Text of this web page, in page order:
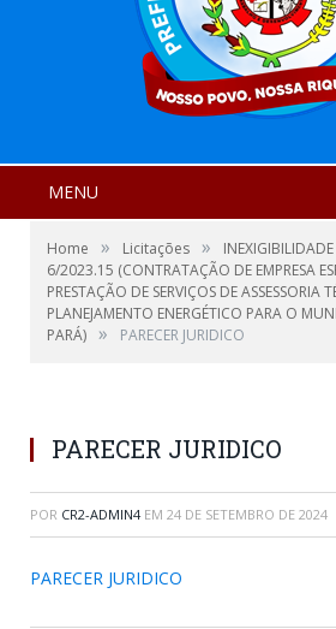
MENU
Home » Licitações »
6/2023.15 (CONTRATAÇÃO DE EMPRESA
PRESTAÇÃO DE SERVIÇOS DE ASSESSORIA
PLANEJAMENTO ENERGÉTICO PARA O
PARÁ) » PARECER JURIDICO
PARECER JURIDICO
POR CR2-ADMIN4 EM 24 DE SETEMBRO DE 2024
PARECER JURIDICO